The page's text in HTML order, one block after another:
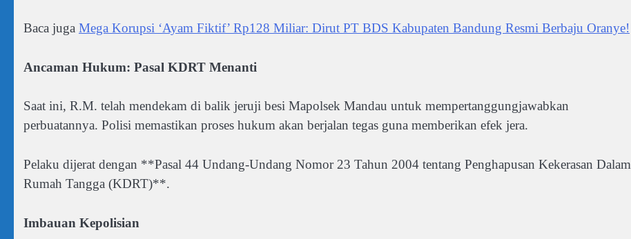
Baca juga Mega Korupsi ‘Ayam Fiktif’ Rp128 Miliar: Dirut PT BDS Kabupaten Bandung Resmi Berbaju Oranye!
Ancaman Hukum: Pasal KDRT Menanti
Saat ini, R.M. telah mendekam di balik jeruji besi Mapolsek Mandau untuk mempertanggungjawabkan
perbuatannya. Polisi memastikan proses hukum akan berjalan tegas guna memberikan efek jera.
Pelaku dijerat dengan **Pasal 44 Undang-Undang Nomor 23 Tahun 2004 tentang Penghapusan Kekerasan Dalam
Rumah Tangga (KDRT)**.
Imbauan Kepolisian